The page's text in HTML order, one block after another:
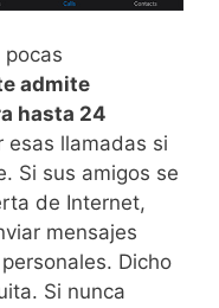
admite
hasta 24
esas llamadas si
Si sus amigos se
de Internet,
mensajes
Dicho
Si nunca